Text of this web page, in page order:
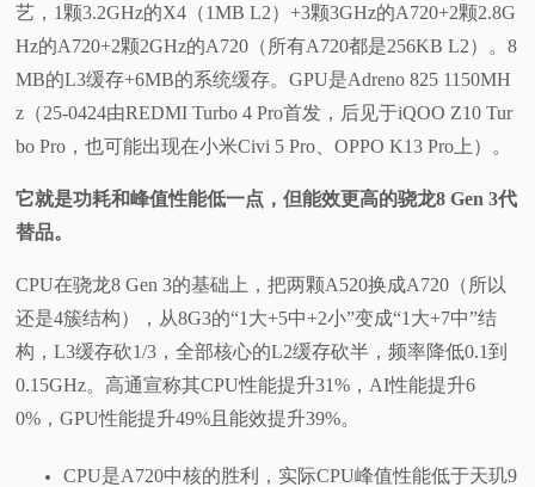
艺，1颗3.2GHz的X4（1MB L2）+3颗3GHz的A720+2颗2.8G
Hz的A720+2颗2GHz的A720（所有A720都是256KB L2）。8
MB的L3缓存+6MB的系统缓存。GPU是Adreno 825 1150MH
z（25-0424由REDMI Turbo 4 Pro首发，后见于iQOO Z10 Tur
bo Pro，也可能出现在小米Civi 5 Pro、OPPO K13 Pro上）。
它就是功耗和峰值性能低一点，但能效更高的骁龙8 Gen 3代
替品。
CPU在骁龙8 Gen 3的基础上，把两颗A520换成A720（所以
还是4簇结构），从8G3的“1大+5中+2小”变成“1大+7中”结
构，L3缓存砍1/3，全部核心的L2缓存砍半，频率降低0.1到
0.15GHz。高通宣称其CPU性能提升31%，AI性能提升6
0%，GPU性能提升49%且能效提升39%。
CPU是A720中核的胜利，实际CPU峰值性能低于天玑9